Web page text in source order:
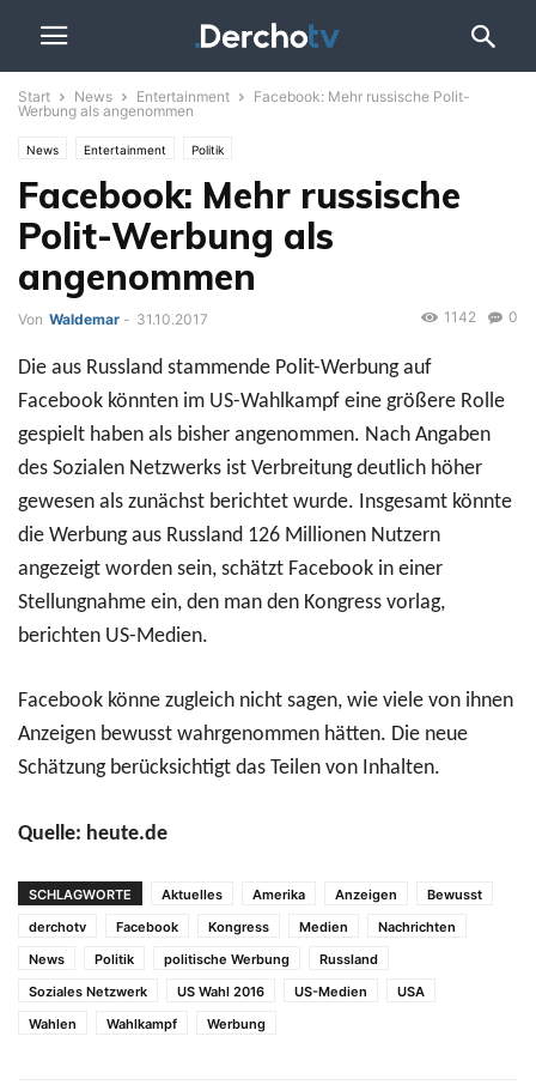
Start News Entertainment
Facebook: Mehr russische Polit-
Werbung als angenommen
News Entertainment Politik
Facebook: Mehr russische
Polit-Werbung als
angenommen
Von Waldemar - 31.10.2017 0
1142
Die aus Russland stammende Polit-Werbung auf
Facebook könnten im US-Wahlkampf eine größere Rolle
gespielt haben als bisher angenommen. Nach Angaben
des Sozialen Netzwerks ist Verbreitung deutlich höher
gewesen als zunächst berichtet wurde. Insgesamt könnte
die Werbung aus Russland 126 Millionen Nutzern
angezeigt worden sein, schätzt Facebook in einer
Stellungnahme ein, den man den Kongress vorlag,
berichten US-Medien.
Facebook könne zugleich nicht sagen, wie viele von ihnen
Anzeigen bewusst wahrgenommen hätten. Die neue
Schätzung berücksichtigt das Teilen von Inhalten.
Quelle: heute.de
SCHLAGWORTE Aktuelles Amerika Anzeigen
Bewusst
derchotv
Facebook Kongress Medien
Nachrichten
News
Politik politische Werbung
Russland
Soziales Netzwerk
US Wahl 2016 US-Medien
USA
Wahlen
Wahlkampf Werbung